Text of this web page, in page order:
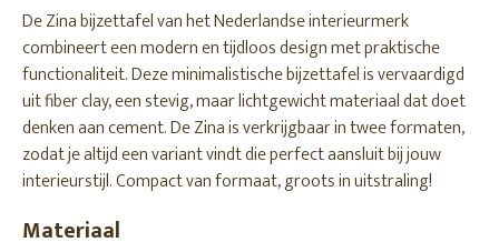
De Zina bijzettafel van het Nederlandse interieurmerk
combineert een modern en tijdloos design met praktische
functionaliteit. Deze minimalistische bijzettafel is vervaardigd
uit fiber clay, een stevig, maar lichtgewicht materiaal dat doet
denken aan cement. De Zina is verkrijgbaar in twee formaten,
zodat je altijd een variant vindt die perfect aansluit bij jouw
interieurstijl. Compact van formaat, groots in uitstraling!
Materiaal